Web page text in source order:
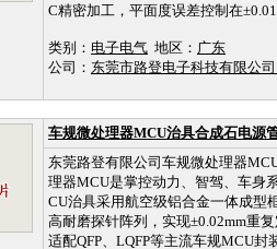
C精密加工，平面度误差控制在
类别： 电子电气 地区： 广东
公司： 东莞市路登电子科技有限公
车规微处理器MCU治具合成石电源
东莞路登有限公司车规微处理器
理器MCU是掌控动力、智驾、车身
CU治具采用航空级铝合金一体成型
高耐磨探针阵列，实现±0.02mm重
适配QFP、LQFP等主流车规MCU